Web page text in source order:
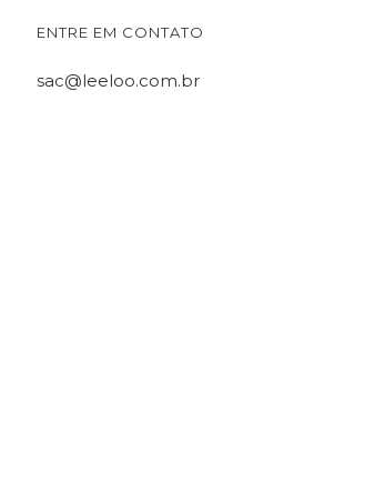
ENTRE EM CONTATO
sac@leeloo.com.br